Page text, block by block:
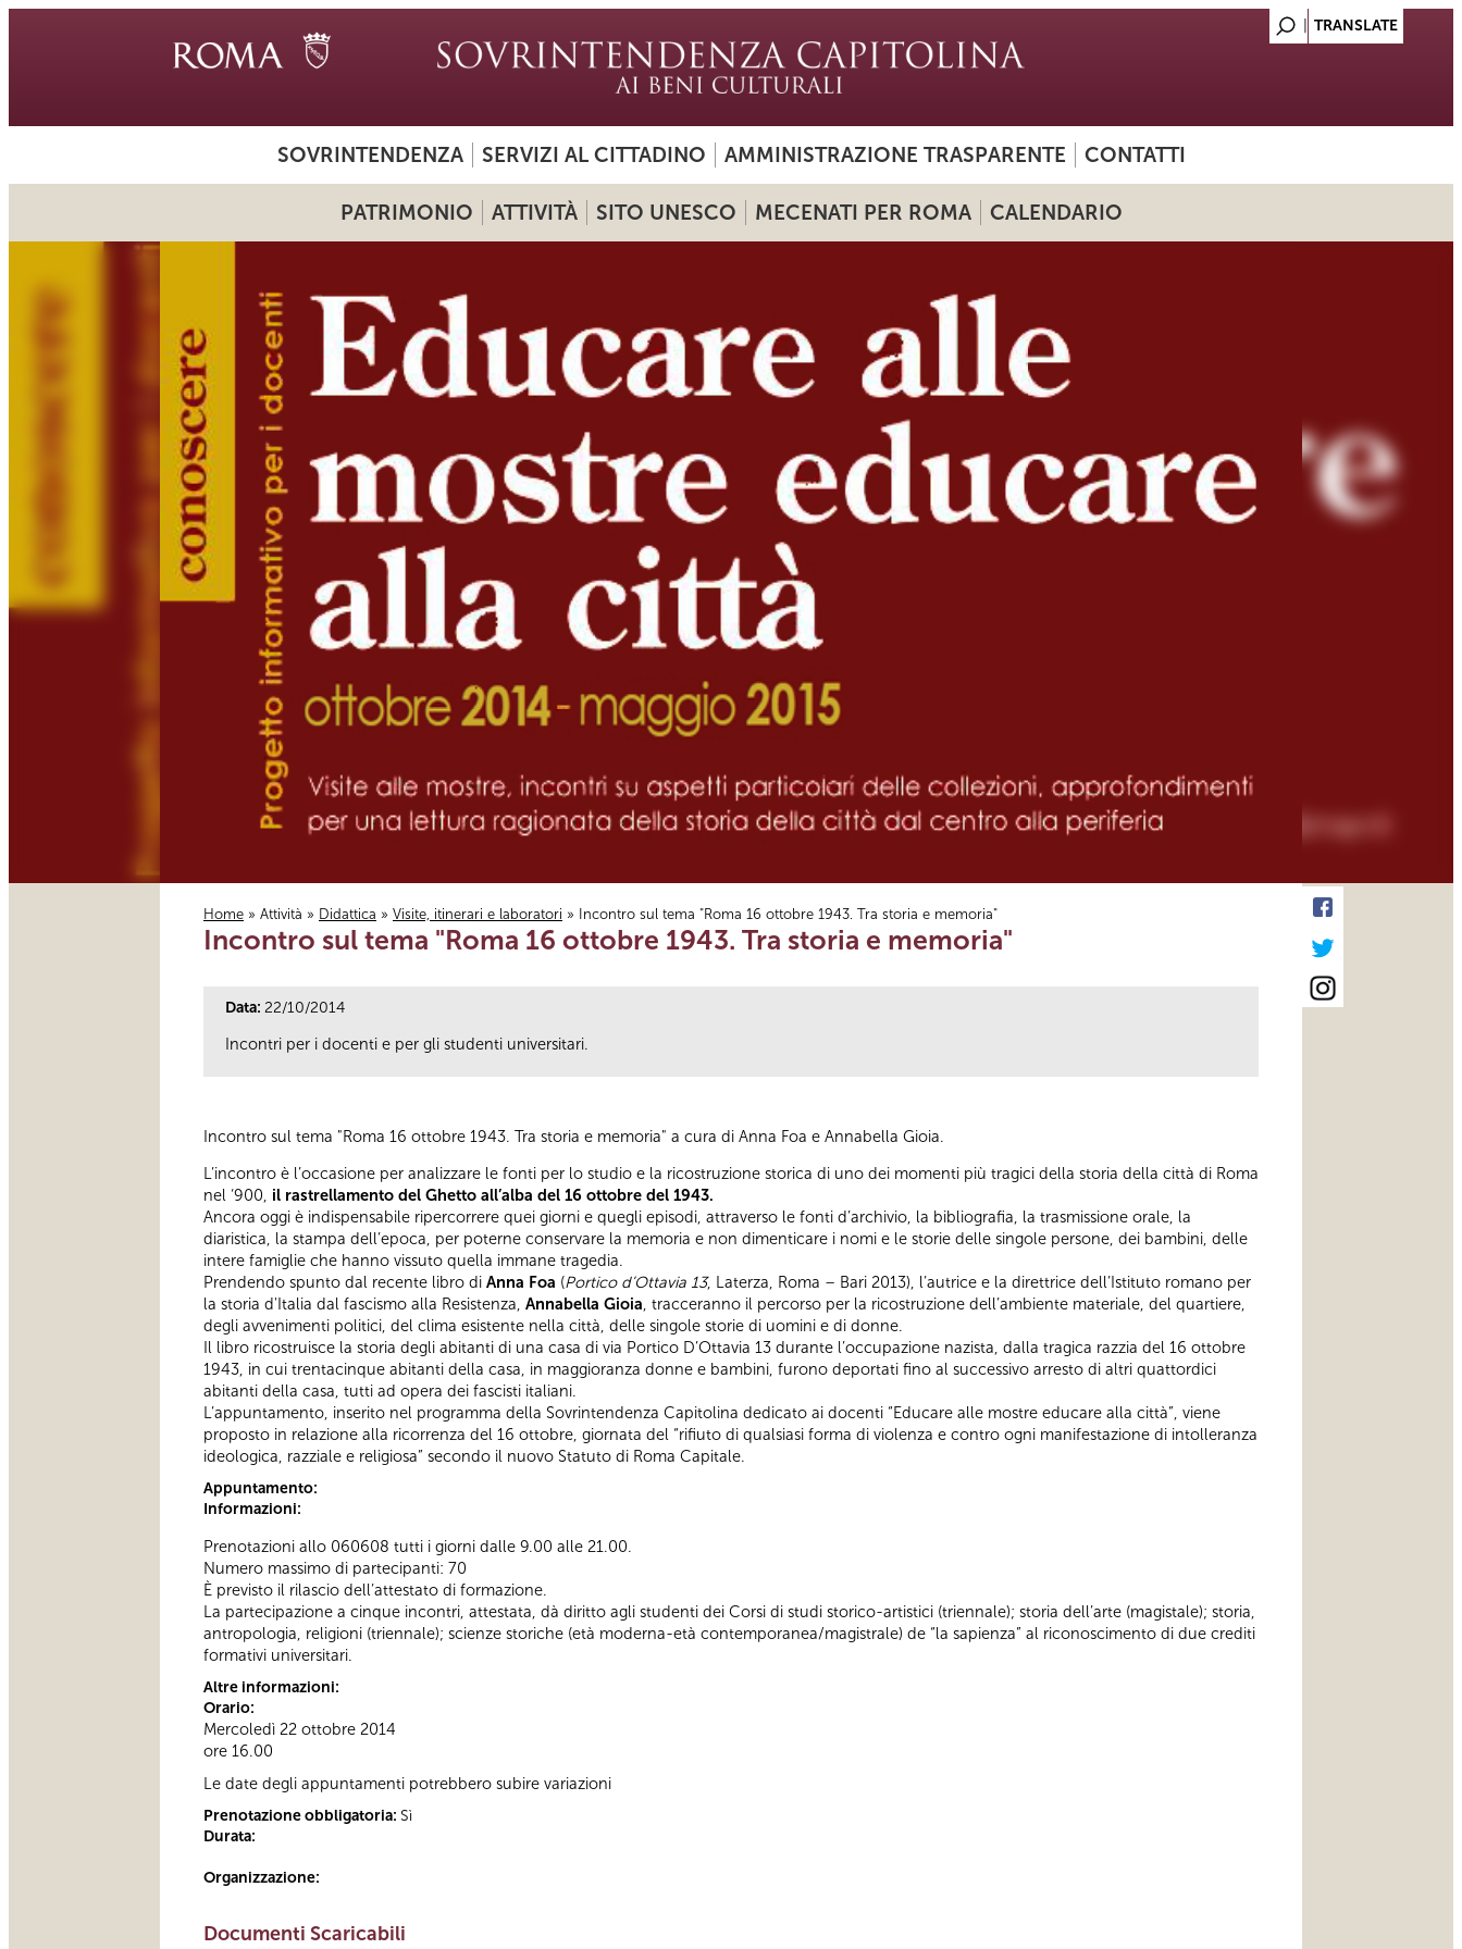
SOVRINTENDENZA SERVIZI AL CITTADINO AMMINISTRAZIONE TRASPARENTE CONTATTI
PATRIMONIO ATTIVITÀ SITO UNESCO MECENATI PER ROMA CALENDARIO
Tu sei qui
Home » Attività » Didattica » Visite, itinerari e laboratori » Incontro sul tema "Roma 16 ottobre 1943. Tra storia e memoria"
Incontro sul tema "Roma 16 ottobre 1943. Tra storia e memoria"
Data: 22/10/2014
Incontri per i docenti e per gli studenti universitari.
Incontro sul tema "Roma 16 ottobre 1943. Tra storia e memoria" a cura di Anna Foa e Annabella Gioia.
L’incontro è l’occasione per analizzare le fonti per lo studio e la ricostruzione storica di uno dei momenti più tragici della storia della città di Roma
nel ‘900, il rastrellamento del Ghetto all’alba del 16 ottobre del 1943.
Ancora oggi è indispensabile ripercorrere quei giorni e quegli episodi, attraverso le fonti d’archivio, la bibliografia, la trasmissione orale, la
diaristica, la stampa dell’epoca, per poterne conservare la memoria e non dimenticare i nomi e le storie delle singole persone, dei bambini, delle
intere famiglie che hanno vissuto quella immane tragedia.
Prendendo spunto dal recente libro di Anna Foa (Portico d’Ottavia 13, Laterza, Roma – Bari 2013), l’autrice e la direttrice dell’Istituto romano per
la storia d'Italia dal fascismo alla Resistenza, Annabella Gioia, tracceranno il percorso per la ricostruzione dell’ambiente materiale, del quartiere,
degli avvenimenti politici, del clima esistente nella città, delle singole storie di uomini e di donne.
Il libro ricostruisce la storia degli abitanti di una casa di via Portico D’Ottavia 13 durante l’occupazione nazista, dalla tragica razzia del 16 ottobre
1943, in cui trentacinque abitanti della casa, in maggioranza donne e bambini, furono deportati fino al successivo arresto di altri quattordici
abitanti della casa, tutti ad opera dei fascisti italiani.
L’appuntamento, inserito nel programma della Sovrintendenza Capitolina dedicato ai docenti “Educare alle mostre educare alla città”, viene
proposto in relazione alla ricorrenza del 16 ottobre, giornata del “rifiuto di qualsiasi forma di violenza e contro ogni manifestazione di intolleranza
ideologica, razziale e religiosa” secondo il nuovo Statuto di Roma Capitale.
Appuntamento:
Informazioni:
Prenotazioni allo 060608 tutti i giorni dalle 9.00 alle 21.00.
Numero massimo di partecipanti: 70
È previsto il rilascio dell’attestato di formazione.
La partecipazione a cinque incontri, attestata, dà diritto agli studenti dei Corsi di studi storico-artistici (triennale); storia dell’arte (magistale); storia,
antropologia, religioni (triennale); scienze storiche (età moderna-età contemporanea/magistrale) de “la sapienza” al riconoscimento di due crediti
formativi universitari.
Altre informazioni:
Orario:
Mercoledì 22 ottobre 2014
ore 16.00
Le date degli appuntamenti potrebbero subire variazioni
Prenotazione obbligatoria: Sì
Durata:
Organizzazione:
Documenti Scaricabili